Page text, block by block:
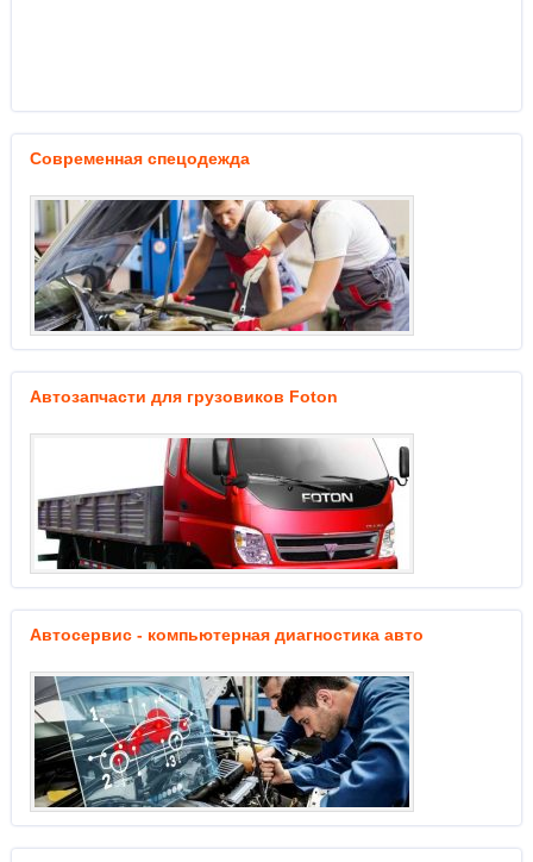
Современная спецодежда
Автозапчасти для грузовиков Foton
Автосервис - компьютерная диагностика авто